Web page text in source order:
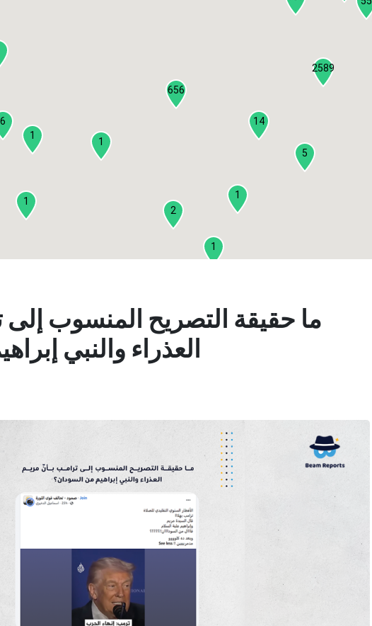
14
2
2589
656
6
1
5
1
1
1
1
1
ما حقيقة التصريح المنسوب
العذراء والنبي